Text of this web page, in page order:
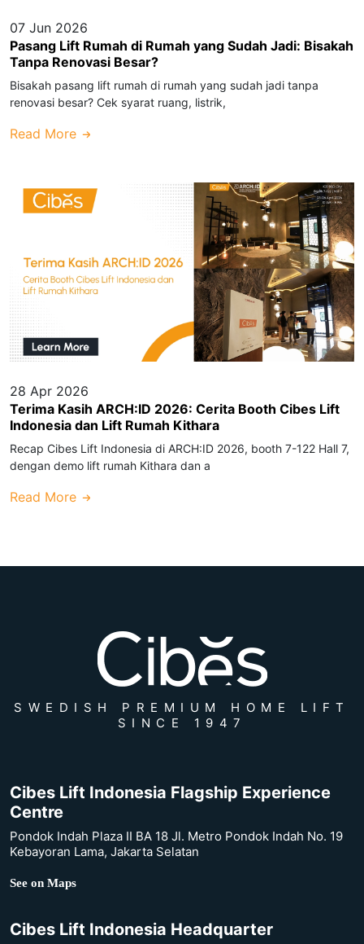
07 Jun 2026
Pasang Lift Rumah di Rumah yang Sudah Jadi: Bisakah
Tanpa Renovasi Besar?
Bisakah pasang lift rumah di rumah yang sudah jadi tanpa
renovasi besar? Cek syarat ruang, listrik,
Read More
28 Apr 2026
Terima Kasih ARCH:ID 2026: Cerita Booth Cibes Lift
Indonesia dan Lift Rumah Kithara
Recap Cibes Lift Indonesia di ARCH:ID 2026, booth 7-122 Hall 7,
dengan demo lift rumah Kithara dan a
Read More
SWEDISH PREMIUM HOME LIFT
SINCE 1947
Cibes Lift Indonesia Flagship Experience
Centre
Pondok Indah Plaza II BA 18 Jl. Metro Pondok Indah No. 19
Kebayoran Lama, Jakarta Selatan
See on Maps
Cibes Lift Indonesia Headquarter